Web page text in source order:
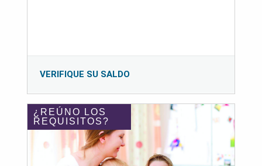
VERIFIQUE SU SALDO
¿REÚNO LOS
REQUISITOS?